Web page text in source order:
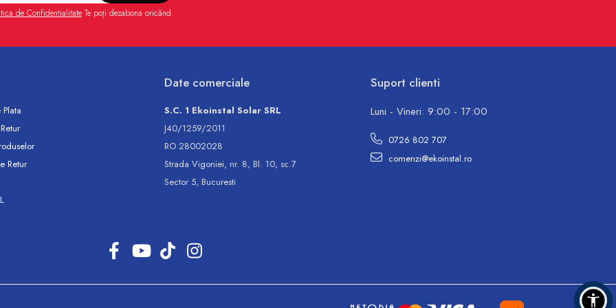
de Confidentialitate Te poți dezabona oricând.
Retur
Date comerciale
S.C. 1 Ekoinstal Solar SRL
J40/1259/2011
RO 28002028
Strada Vigoniei, nr. 8, Bl. 10, sc.7
Sector 5, Bucuresti
Suport clienti
Luni - Vineri: 9:00 - 17:00
0726 802 707
comenzi@ekoinstal.ro